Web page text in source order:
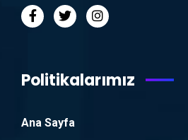
Politikalarımız
Ana Sayfa